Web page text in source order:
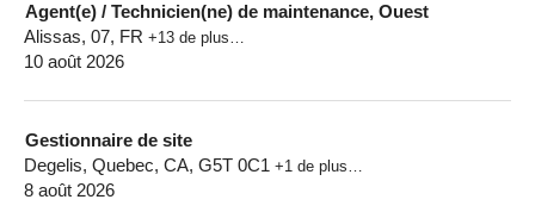
Agent(e) / Technicien(ne) de maintenance, Ouest
Alissas, 07, FR +13 de plus…
10 août 2026
Gestionnaire de site
Degelis, Quebec, CA, G5T 0C1 +1 de plus…
8 août 2026